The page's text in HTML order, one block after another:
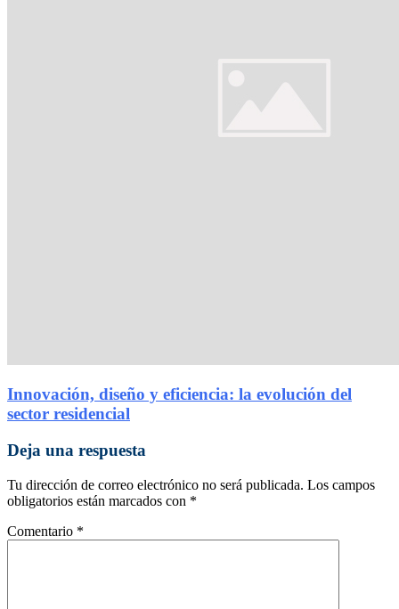
Innovación, diseño y eficiencia: la evolución del
sector residencial
Deja una respuesta
Tu dirección de correo electrónico no será publicada. Los campos
obligatorios están marcados con *
Comentario *